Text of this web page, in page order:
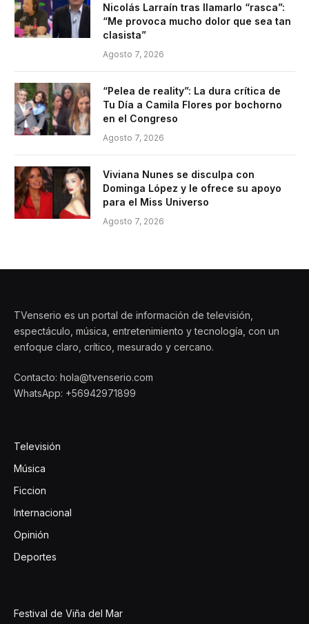
Nicolás Larraín tras llamarlo “rasca”:
“Me provoca mucho dolor que sea tan
clasista”
Agosto 7, 2026
“Pelea de reality”: La dura crítica de
Tu Día a Camila Flores por bochorno
en el Congreso
Agosto 7, 2026
Viviana Nunes se disculpa con
Dominga López y le ofrece su apoyo
para el Miss Universo
Agosto 7, 2026
TVenserio es un portal de información de televisión,
espectáculo, música, entretenimiento y tecnología, con un
enfoque claro, crítico, mesurado y cercano.
Contacto: hola@tvenserio.com
WhatsApp: +56942971899
Televisión
Música
Ficcion
Internacional
Opinión
Deportes
Festival de Viña del Mar